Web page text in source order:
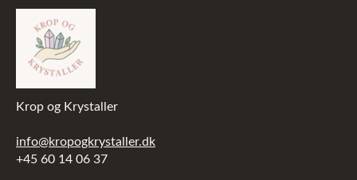
Krop og Krystaller
info@kropogkrystaller.dk
+45 60 14 06 37